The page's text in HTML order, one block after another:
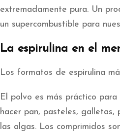
extremadamente pura. Un
un supercombustible para
La espirulina en el
Los formatos de espirulina
El polvo es más práctico
hacer pan, pasteles,
las algas. Los comprimidos